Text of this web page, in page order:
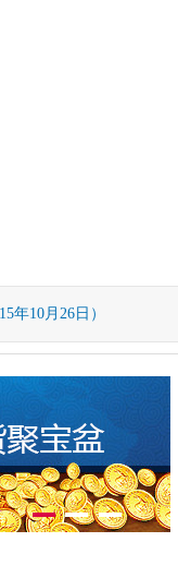
年10月26日）